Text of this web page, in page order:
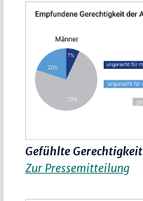
Gefühlte Gerechtigkeit
Zur Pressemitteilung